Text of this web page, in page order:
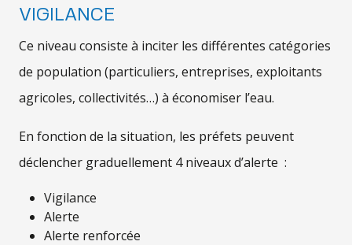
VIGILANCE
Ce niveau consiste à inciter les différentes catégories
de population (particuliers, entreprises, exploitants
agricoles, collectivités…) à économiser l’eau.
En fonction de la situation, les préfets peuvent
déclencher graduellement 4 niveaux d’alerte :
Vigilance
Alerte
Alerte renforcée